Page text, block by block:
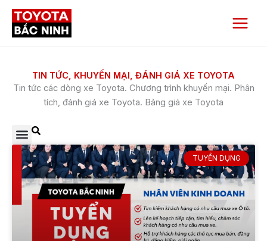
TOYOTA BẮC NINH TUYỂN DỤNG VỊ
TRÍ KỸ SƯ DỊCH VỤ
Nhằm nâng cao chất lượng dịch vụ và mở rộng hoạt
động sản xuất kinh doanh – Toyota Bắc Ninh tuyển